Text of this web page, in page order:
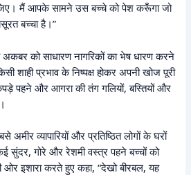
मैं आपके सामने उस बच्चे को पेश करूँगा जो
बच्चा है।”
को साधारण नागरिकों का भेष धारण करने
शाही प्रभाव के निष्पक्ष होकर अपनी खोज पूरी
पहने और आगरा की तंग गलियों, बस्तियों और
व्यापारियों और प्रतिष्ठित लोगों के घरों
सुंदर, गोरे और रेशमी वस्त्र पहने बच्चों को
इशारा करते हुए कहा, “देखो बीरबल, यह